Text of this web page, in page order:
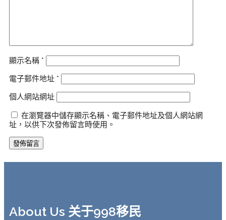
顯示名稱 *
電子郵件地址 *
個人網站網址
在瀏覽器中儲存顯示名稱、電子郵件地址及個人網站網
址，以供下次發佈留言時使用。
About Us 关于998移民